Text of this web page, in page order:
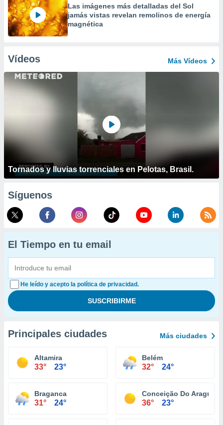
Las imágenes más detalladas del Sol
jamás vistas revelan remolinos de energía
magnética
Vídeos Más Vídeos
Tornados y lluvias torrenciales en Pelotas, Brasil.
Síguenos
El Tiempo en tu email
He leído y acepto la política de privacidad.
Principales ciudades Más ciudades
Altamira
33° 23°
Belém
32° 24°
Braganca
31° 24°
Conceição Do Araguaia
36° 23°